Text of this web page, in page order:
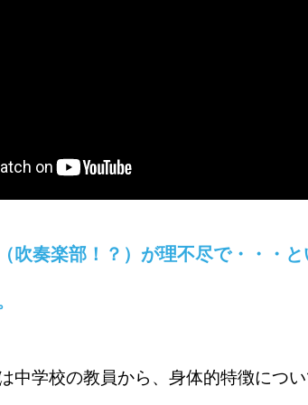
吹奏楽部！？）が理不尽で・・・と
中学校の教員から、身体的特徴につ